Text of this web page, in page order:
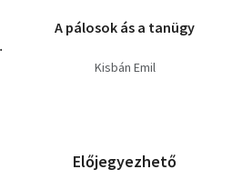
A pálosok ás a tanügy
Kisbán Emil
Előjegyezhető